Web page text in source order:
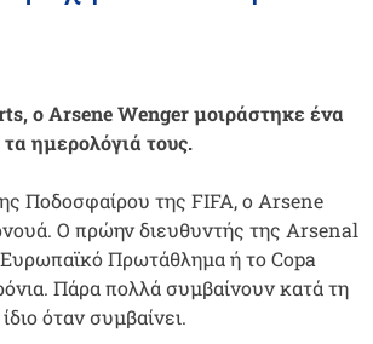
ο Arsene Wenger μοιράστηκε ένα
ημερολόγιά τους.
Ποδοσφαίρου της FIFA, ο Arsene
Ο πρώην διευθυντής της Arsenal
Πρωτάθλημα ή το Copa
Πάρα πολλά συμβαίνουν κατά τη
όταν συμβαίνει.